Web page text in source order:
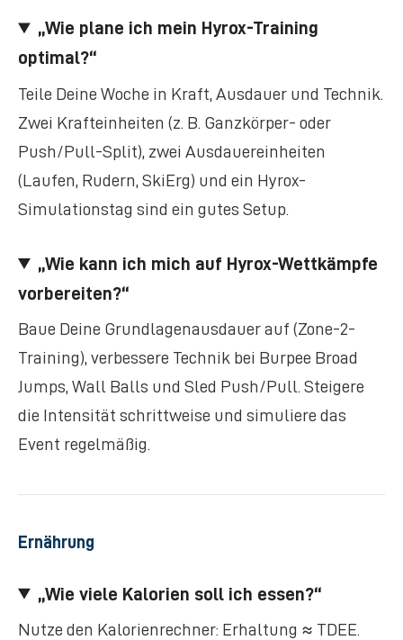
„Wie plane ich mein Hyrox-Training
optimal?“
Teile Deine Woche in Kraft, Ausdauer und Technik.
Zwei Krafteinheiten (z. B. Ganzkörper- oder
Push/Pull-Split), zwei Ausdauereinheiten
(Laufen, Rudern, SkiErg) und ein Hyrox-
Simulationstag sind ein gutes Setup.
„Wie kann ich mich auf Hyrox-Wettkämpfe
vorbereiten?“
Baue Deine Grundlagenausdauer auf (Zone-2-
Training), verbessere Technik bei Burpee Broad
Jumps, Wall Balls und Sled Push/Pull. Steigere
die Intensität schrittweise und simuliere das
Event regelmäßig.
Ernährung
„Wie viele Kalorien soll ich essen?“
Nutze den Kalorienrechner: Erhaltung ≈ TDEE.